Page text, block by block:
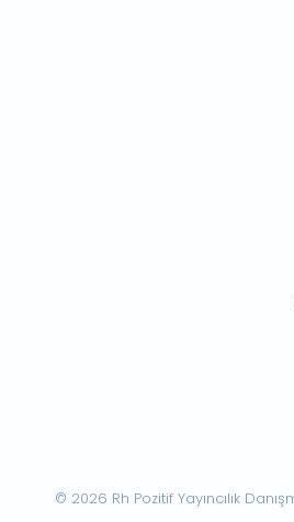
© 2026 Rh Pozitif Yayıncılık